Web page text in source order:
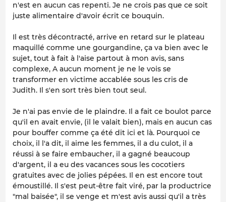
n'est en aucun cas repenti. Je ne crois pas que ce soit
juste alimentaire d'avoir écrit ce bouquin.
Il est très décontracté, arrive en retard sur le plateau
maquillé comme une gourgandine, ça va bien avec le
sujet, tout à fait à l'aise partout à mon avis, sans
complexe, A aucun moment je ne le vois se
transformer en victime accablée sous les cris de
Judith. Il s'en sort très bien tout seul.
Je n'ai pas envie de le plaindre. Il a fait ce boulot parce
qu'il en avait envie, (il le valait bien), mais en aucun cas
pour bouffer comme ça été dit ici et là. Pourquoi ce
choix, il l'a dit, il aime les femmes, il a du culot, il a
réussi à se faire embaucher, il a gagné beaucoup
d'argent, il a eu des vacances sous les cocotiers
gratuites avec de jolies pépées. Il en est encore tout
émoustillé. Il s'est peut-être fait viré, par la productrice
"mal baisée", il se venge et m'est avis aussi qu'il a très